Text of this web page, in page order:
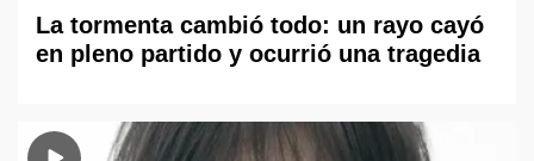
La tormenta cambió todo: un rayo cayó
en pleno partido y ocurrió una tragedia